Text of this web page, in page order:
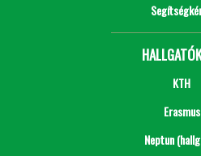
KTH
Erasmus
Neptun